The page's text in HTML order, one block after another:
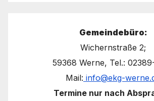
Gemeindebüro:
Wichernstraße 2;
59368 Werne, Tel.:
Mail: info@ekg-
Termine nur nach